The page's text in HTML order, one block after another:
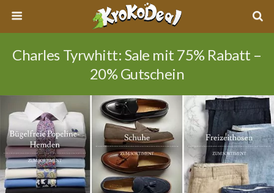
Charles Tyrwhitt: Sale mit 75% Rabatt –
20% Gutschein